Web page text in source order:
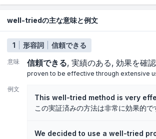
well-triedの主な意味と例文
1 形容詞 信頼できる
意味 信頼できる 実績のある 効果を確
proven to be effective through extensive
例文
This well-tried method is very
この実証済みの方法は非常に効果的で
We decided to use a well-tried